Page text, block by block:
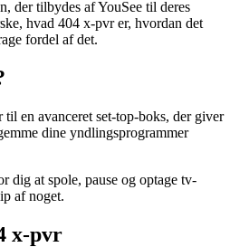
der tilbydes af YouSee til deres
hvad 404 x-pvr er, hvordan det
fordel af det.
en avanceret set-top-boks, der giver
dine yndlingsprogrammer
dig at spole, pause og optage tv-
af noget.
x-pvr